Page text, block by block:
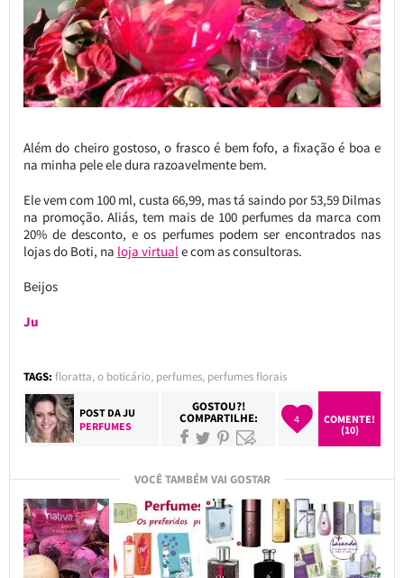
Além do cheiro gostoso, o frasco é bem fofo, a fixação é boa e
na minha pele ele dura razoavelmente bem.
Ele vem com 100 ml, custa 66,99, mas tá saindo por 53,59 Dilmas
na promoção. Aliás, tem mais de 100 perfumes da marca com
20% de desconto, e os perfumes podem ser encontrados nas
lojas do Boti, na loja virtuale com as consultoras.
Beijos
Ju
TAGS: floratta,o boticário, perfumes, perfumes florais
POST DAJU
PERFUMES
GOSTOU?!
COMPARTILHE: 4
COMENTE!
(10)
VOCÊ TAMBÉM VAI GOSTAR